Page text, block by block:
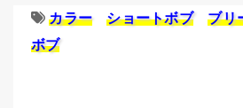
カラー ショートボブ ブリ
ボブ